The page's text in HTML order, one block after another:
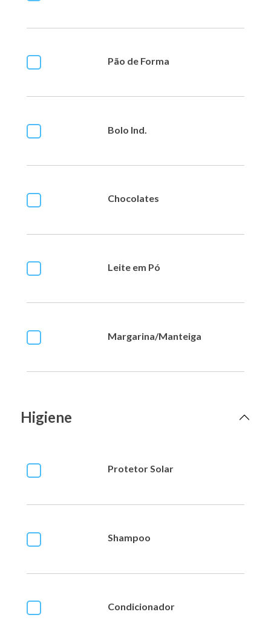
Pão de Forma
Bolo Ind.
Chocolates
Leite em Pó
Margarina/Manteiga
Higiene
Protetor Solar
Shampoo
Condicionador